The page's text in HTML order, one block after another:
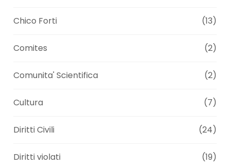
Chico Forti (13)
Comites (2)
Comunita' Scientifica (2)
Cultura (7)
Diritti Civili (24)
Diritti violati (19)